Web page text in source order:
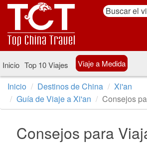
Inicio Top 10 Viajes Viaje a Medida
Inicio Destinos de China
Xi'an
Guía de Viaje a Xi'an
Consejos
Consejos para